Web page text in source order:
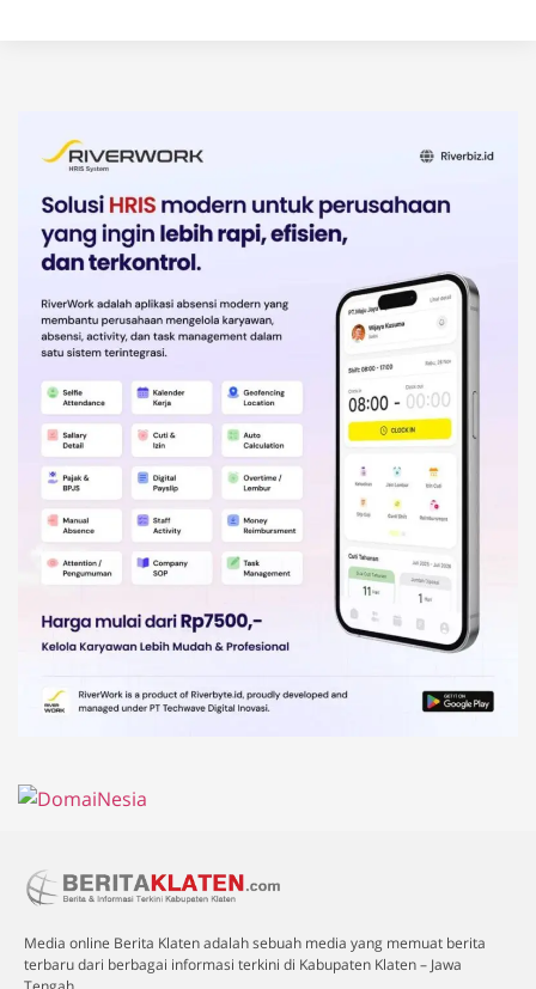
Media online Berita Klaten adalah sebuah media yang memuat berita
terbaru dari berbagai informasi terkini di Kabupaten Klaten – Jawa